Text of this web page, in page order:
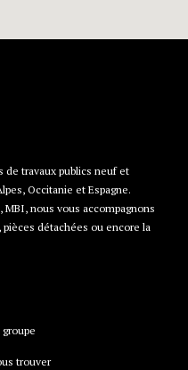
de travaux publics neuf et
Occitanie et Espagne.
nous vous accompagnons
détachées ou encore la
groupe
trouver